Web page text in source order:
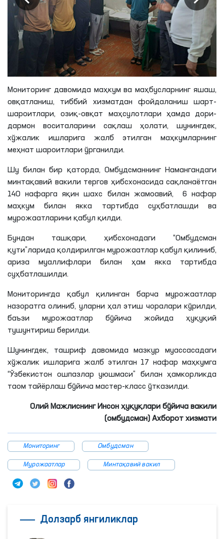
Мониторинг давомида маҳкум ва маҳбусларнинг яшаш,
овқатланиш, тиббий хизматдан фойдаланиш шарт-
шароитлари, озиқ-овқат маҳсулотлари ҳамда дори-
дармон воситаларини сақлаш ҳолати, шунингдек,
хўжалик ишларига жалб этилган маҳкумларнинг
меҳнат шароитлари ўрганилди.
Шу билан бир қаторда, Омбудсманнинг Намангандаги
минтақавий вакили тергов ҳибсхонасида сақланаётган
140 нафарга яқин шахс билан жамоавий, 6 нафар
маҳкум билан якка тартибда суҳбатлашди ва
мурожаатларини қабул қилди.
Бундан ташқари, ҳибсхонадаги “Омбудсман
қути”ларида қолдирилган мурожаатлар қабул қилиниб,
ариза муаллифлари билан ҳам якка тартибда
суҳбатлашилди.
Мониторингда қабул қилинган барча мурожаатлар
назоратга олиниб, уларни ҳал этиш чоралари кўрилди,
баъзи мурожаатлар бўйича жойида ҳуқуқий
тушунтириш берилди.
Шунингдек, ташриф давомида мазкур муассасадаги
хўжалик ишларига жалб этилган 17 нафар маҳкумга
“Ўзбекистон ошпазлар уюшмаси” билан ҳамкорликда
таом тайёрлаш бўйича мастер-класс ўтказилди.
Олий Мажлиснинг Инсон ҳуқуқлари бўйича вакили
(омбудсман) Ахборот хизмати
Мониторинг Омбудсман
Мурожаатлар Минтақавий вакил
Долзарб янгиликлар